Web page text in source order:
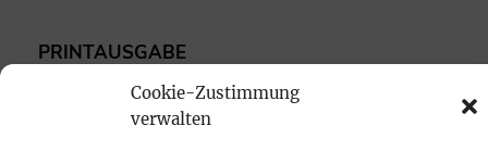
Cookie-Zustimmung
verwalten
PRINTAUSGABE
Mediadaten